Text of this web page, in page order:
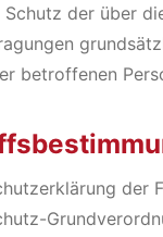
Schutz der über
betroffenen
der